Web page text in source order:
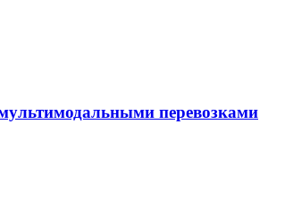
перевозками